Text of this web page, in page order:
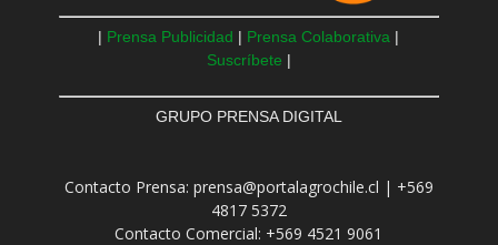
| Prensa Publicidad | Prensa Colaborativa |
Suscríbete |
GRUPO PRENSA DIGITAL
Contacto Prensa: prensa@portalagrochile.cl | +569
4817 5372
Contacto Comercial: +569 4521 9061